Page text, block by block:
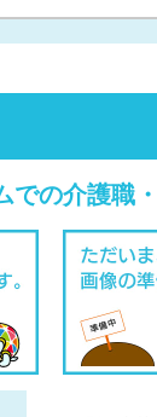
での介護職